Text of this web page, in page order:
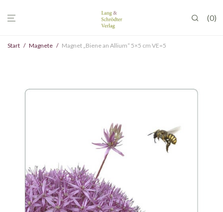
0
Start / Magnete / Magnet „Biene an Allium“ 5×5 cm VE=5